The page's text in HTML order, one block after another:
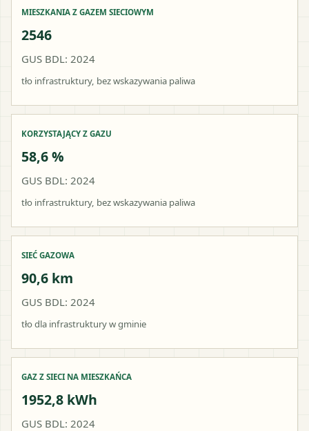
MIESZKANIA Z GAZEM SIECIOWYM
2546
GUS BDL: 2024
tło infrastruktury, bez wskazywania paliwa
KORZYSTAJĄCY Z GAZU
58,6 %
GUS BDL: 2024
tło infrastruktury, bez wskazywania paliwa
SIEĆ GAZOWA
90,6 km
GUS BDL: 2024
tło dla infrastruktury w gminie
GAZ Z SIECI NA MIESZKAŃCA
1952,8 kWh
GUS BDL: 2024